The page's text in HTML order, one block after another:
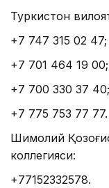
Туркистон
+7 747 315 ​​02 47;
+7 701 464 19 00;
+7 700 330 37 40;
+7 775 753 77 77.
Шимолий
коллегияси:
+77152332578.